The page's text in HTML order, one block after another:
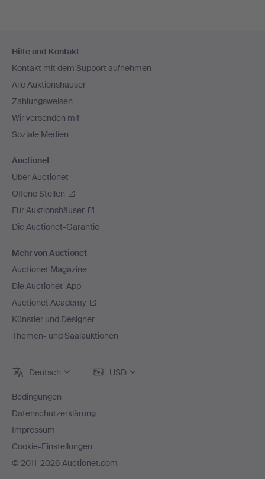
Navigation
Hilfe und Kontakt
Kontakt mit dem Support aufnehmen
Alle Auktionshäuser
Zahlungsweisen
Wir versenden mit
Soziale Medien
Auctionet
Über Auctionet
Offene Stellen
Für Auktionshäuser
Die Auctionet-Garantie
Mehr von Auctionet
Auctionet Magazine
Die Auctionet-App
Auctionet Academy
Künstler und Designer
Themen- und Saalauktionen
Deutsch USD
Bedingungen
Datenschutzerklärung
Impressum
Cookie-Einstellungen
© 2011-2026 Auctionet.com